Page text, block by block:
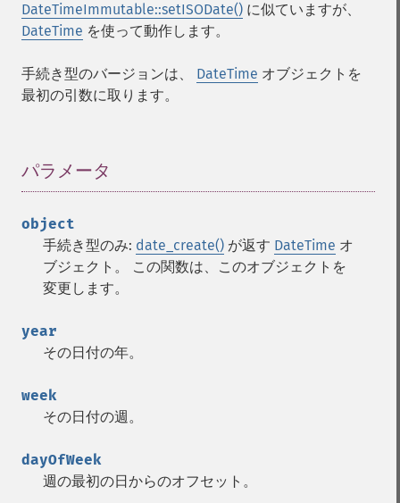
DateTimeImmutable::setISODate() に似ていますが、
DateTime を使って動作します。
手続き型のバージョンは、 DateTime オブジェクトを
最初の引数に取ります。
パラメータ
object
手続き型のみ: date_create() が返す DateTime オ
ブジェクト。 この関数は、このオブジェクトを
変更します。
year
その日付の年。
week
その日付の週。
dayOfWeek
週の最初の日からのオフセット。